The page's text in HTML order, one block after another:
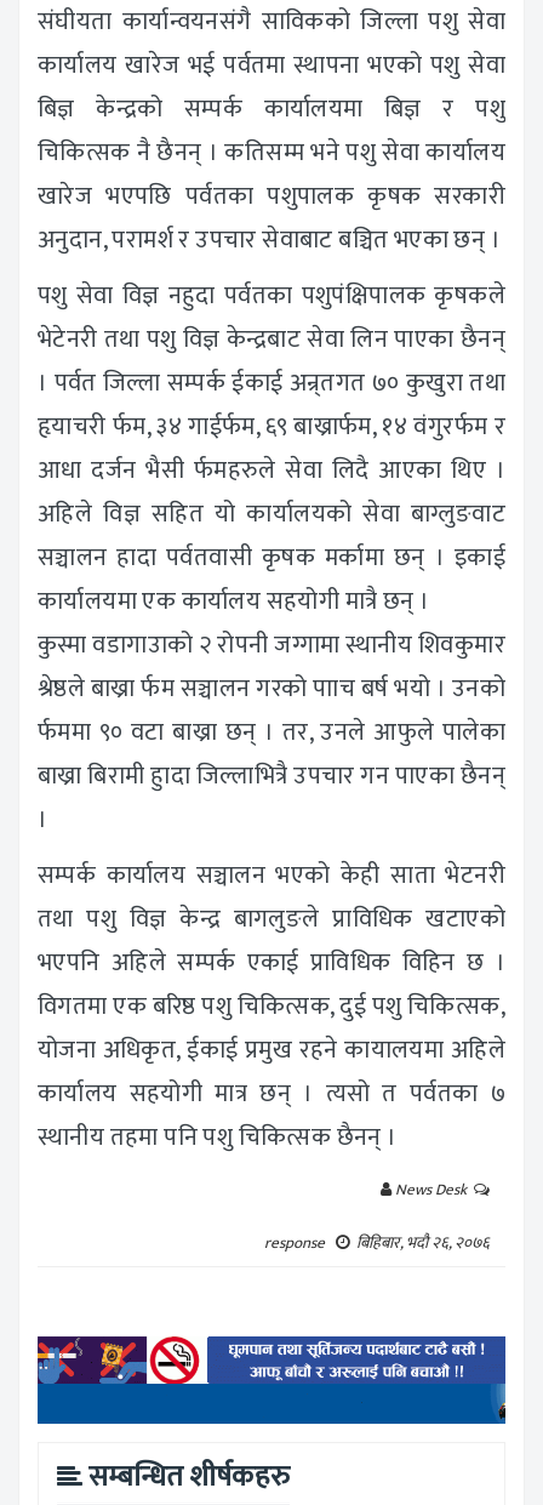
संघीयता कार्यान्वयनसंगै साविकको जिल्ला पशु सेवा
कार्यालय खारेज भई पर्वतमा स्थापना भएको पशु सेवा
बिज्ञ केन्द्रको सम्पर्क कार्यालयमा बिज्ञ र पशु
चिकित्सक नै छैनन् । कतिसम्म भने पशु सेवा कार्यालय
खारेज भएपछि पर्वतका पशुपालक कृषक सरकारी
अनुदान, परामर्श र उपचार सेवाबाट बञ्चित भएका छन् ।
पशु सेवा विज्ञ नहुदा पर्वतका पशुपंक्षिपालक कृषकले
भेटेनरी तथा पशु विज्ञ केन्द्रबाट सेवा लिन पाएका छैनन्
। पर्वत जिल्ला सम्पर्क ईकाई अन्र्तगत ७० कुखुरा तथा
हृयाचरी र्फम, ३४ गाईर्फम, ६९ बाख्रार्फम, १४ वंगुरर्फम र
आधा दर्जन भैसी र्फमहरुले सेवा लिदै आएका थिए ।
अहिले विज्ञ सहित यो कार्यालयको सेवा बाग्लुङवाट
सञ्चालन हादा पर्वतवासी कृषक मर्कामा छन् । इकाई
कार्यालयमा एक कार्यालय सहयोगी मात्रै छन् ।
कुस्मा वडागाउाको २ रोपनी जग्गामा स्थानीय शिवकुमार
श्रेष्ठले बाख्रा र्फम सञ्चालन गरको पााच बर्ष भयो । उनको
र्फममा ९० वटा बाख्रा छन् । तर, उनले आफुले पालेका
बाख्रा बिरामी हुादा जिल्लाभित्रै उपचार गन पाएका छैनन्
।
सम्पर्क कार्यालय सञ्चालन भएको केही साता भेटनरी
तथा पशु विज्ञ केन्द्र बागलुङले प्राविधिक खटाएको
भएपनि अहिले सम्पर्क एकाई प्राविधिक विहिन छ ।
विगतमा एक बरिष्ठ पशु चिकित्सक, दुई पशु चिकित्सक,
योजना अधिकृत, ईकाई प्रमुख रहने कायालयमा अहिले
कार्यालय सहयोगी मात्र छन् । त्यसो त पर्वतका ७
स्थानीय तहमा पनि पशु चिकित्सक छैनन् ।
News Desk
response
बिहिबार, भदौ २६, २०७६
सम्बन्धित शीर्षकहरु